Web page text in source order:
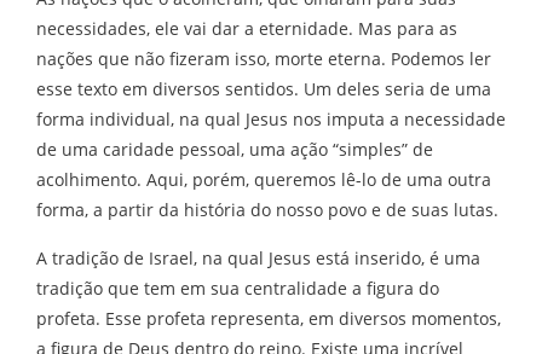
necessidades, ele vai dar a eternidade. Mas para as
nações que não fizeram isso, morte eterna. Podemos ler
esse texto em diversos sentidos. Um deles seria de uma
forma individual, na qual Jesus nos imputa a necessidade
de uma caridade pessoal, uma ação “simples” de
acolhimento. Aqui, porém, queremos lê-lo de uma outra
forma, a partir da história do nosso povo e de suas lutas.
A tradição de Israel, na qual Jesus está inserido, é uma
tradição que tem em sua centralidade a figura do
profeta. Esse profeta representa, em diversos momentos,
a figura de Deus dentro do reino. Existe uma incrível